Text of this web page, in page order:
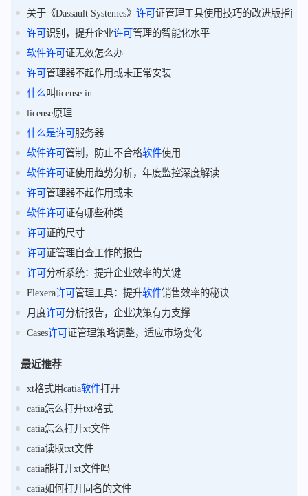
关于《Dassault Systemes》 许可 证管理工具使用技巧的改进版指南
许可 识别，提升企业许可 管理的智能化水平
软件许可 证无效怎么办
许可 管理器不起作用或未正常安装
什么叫license in
license原理
什么是许可 服务器
软件许可 管制，防止不合格软件使用
软件许可 证使用趋势分析，年度监控深度解读
许可 管理器不起作用或未
软件许可 证有哪些种类
许可 证的尺寸
许可 证管理自查工作的报告
许可 分析系统：提升企业效率的关键
Flexera许可 管理工具：提升软件销售效率的秘诀
月度许可 分析报告，企业决策有力支撑
Cases许可 证管理策略调整，适应市场变化
最近推荐
xt格式用catia软件打开
catia怎么打开txt格式
catia怎么打开xt文件
catia读取txt文件
catia能打开xt文件吗
catia如何打开同名的文件